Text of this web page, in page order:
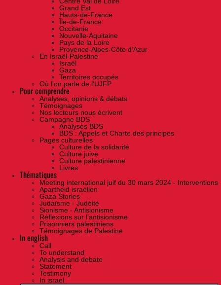
Grand Est
Hauts-de-France
Île-de-France
Occitanie
Nouvelle-Aquitaine
Pays de la Loire
Provence-Alpes-Côte d'Azur
En Israël-Palestine
Israël
Gaza
Territoires occupés
Où l'on parle de l'UJFP
Pour comprendre
Analyses, opinions & débats
Témoignages
Nos lecteurs nous écrivent
Campagne BDS
Analyses BDS
BDS : Appels et Charte des principes
Pages culturelles
Culture de la solidarité
Culture juive
Culture palestinienne
Livres
Thématiques
Meeting international juif du 30 mars 2024 - Interventions
Apartheid israélien
Gaza Stories
Judaïsme - Judéité
Sionisme - Antisionisme
Réflexions sur l’antisionisme
Prisonniers palestiniens
Témoignages de Palestine
In english
Call
To understand
Analysis and debate
Statement
Testimony
In israel